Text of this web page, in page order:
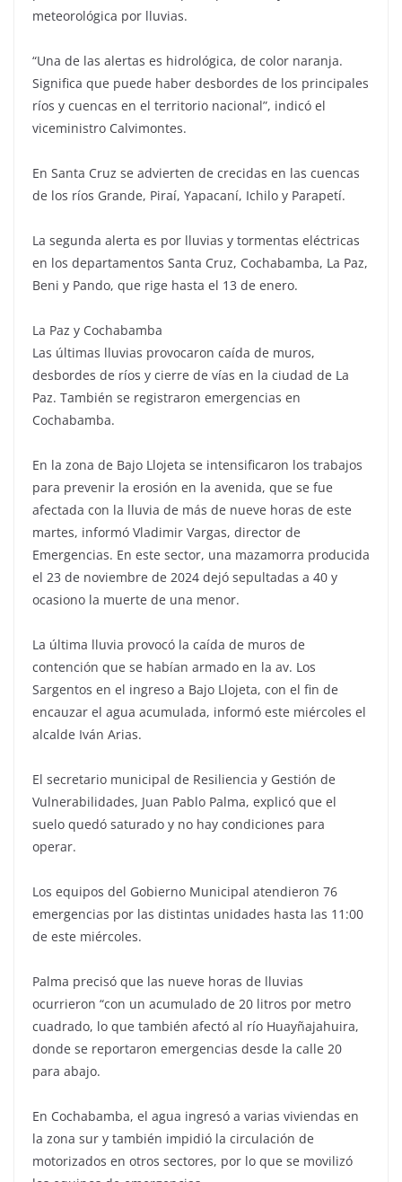
meteorológica por lluvias.
“Una de las alertas es hidrológica, de color naranja.
Significa que puede haber desbordes de los principales
ríos y cuencas en el territorio nacional”, indicó el
viceministro Calvimontes.
En Santa Cruz se advierten de crecidas en las cuencas
de los ríos Grande, Piraí, Yapacaní, Ichilo y Parapetí.
La segunda alerta es por lluvias y tormentas eléctricas
en los departamentos Santa Cruz, Cochabamba, La Paz,
Beni y Pando, que rige hasta el 13 de enero.
La Paz y Cochabamba
Las últimas lluvias provocaron caída de muros,
desbordes de ríos y cierre de vías en la ciudad de La
Paz. También se registraron emergencias en
Cochabamba.
En la zona de Bajo Llojeta se intensificaron los trabajos
para prevenir la erosión en la avenida, que se fue
afectada con la lluvia de más de nueve horas de este
martes, informó Vladimir Vargas, director de
Emergencias. En este sector, una mazamorra producida
el 23 de noviembre de 2024 dejó sepultadas a 40 y
ocasiono la muerte de una menor.
La última lluvia provocó la caída de muros de
contención que se habían armado en la av. Los
Sargentos en el ingreso a Bajo Llojeta, con el fin de
encauzar el agua acumulada, informó este miércoles el
alcalde Iván Arias.
El secretario municipal de Resiliencia y Gestión de
Vulnerabilidades, Juan Pablo Palma, explicó que el
suelo quedó saturado y no hay condiciones para
operar.
Los equipos del Gobierno Municipal atendieron 76
emergencias por las distintas unidades hasta las 11:00
de este miércoles.
Palma precisó que las nueve horas de lluvias
ocurrieron “con un acumulado de 20 litros por metro
cuadrado, lo que también afectó al río Huayñajahuira,
donde se reportaron emergencias desde la calle 20
para abajo.
En Cochabamba, el agua ingresó a varias viviendas en
la zona sur y también impidió la circulación de
motorizados en otros sectores, por lo que se movilizó